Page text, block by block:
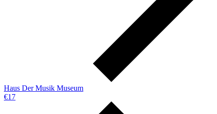
Haus Der Musik Museum
€17